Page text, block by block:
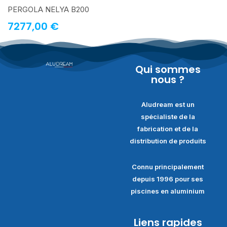
PERGOLA NELYA B200
7277,00 €
Qui sommes
nous ?
Aludream est un
spécialiste de la
fabrication et de la
distribution de produits
Connu principalement
depuis 1996 pour ses
piscines en aluminium
Liens rapides